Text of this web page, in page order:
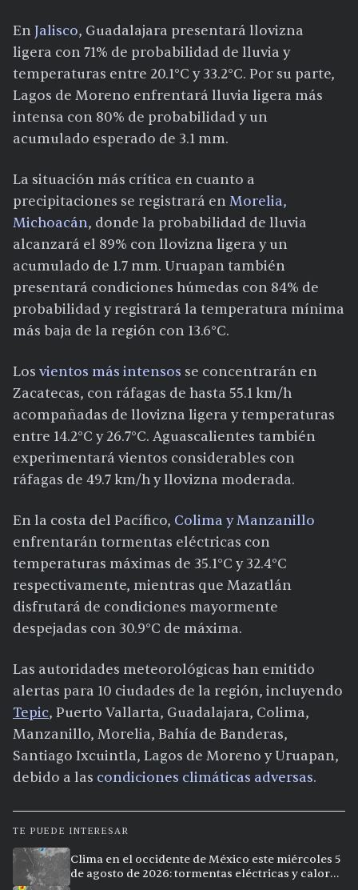
EnJalisco, Guadalajara presentará llovizna
ligera con 71% de probabilidad de lluvia y
temperaturas entre 20.1°C y 33.2°C. Por su parte,
Lagos de Moreno enfrentará lluvia ligera más
intensa con 80% de probabilidad y un
acumulado esperado de 3.1 mm.
La situación más crítica en cuanto a
precipitaciones se registrará enMorelia,
Michoacán, donde la probabilidad de lluvia
alcanzará el 89% con llovizna ligera y un
acumulado de 1.7 mm. Uruapan también
presentará condiciones húmedas con 84% de
probabilidad y registrará la temperatura mínima
más baja de la región con 13.6°C.
Los vientos más intensos se concentrarán en
Zacatecas, con ráfagas de hasta 55.1 km/h
acompañadas de llovizna ligera y temperaturas
entre 14.2°C y 26.7°C. Aguascalientes también
experimentará vientos considerables con
ráfagas de 49.7 km/h y llovizna moderada.
En la costa del Pacífico, Colima y Manzanillo
enfrentarán tormentas eléctricas con
temperaturas máximas de 35.1°C y 32.4°C
respectivamente, mientras que Mazatlán
disfrutará de condiciones mayormente
despejadas con 30.9°C de máxima.
Las autoridades meteorológicas han emitido
alertas para 10 ciudades de la región, incluyendo
Tepic, Puerto Vallarta, Guadalajara, Colima,
Manzanillo, Morelia, Bahía de Banderas,
Santiago Ixcuintla, Lagos de Moreno y Uruapan,
debido a las condiciones climáticas adversas.
TE PUEDE INTERESAR
Clima en el occidente de México este miércoles 5
de agosto de 2026: tormentas eléctricas y calor